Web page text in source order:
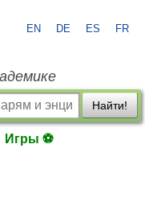
EN DE ES FR
Найти!
Игры ⚽